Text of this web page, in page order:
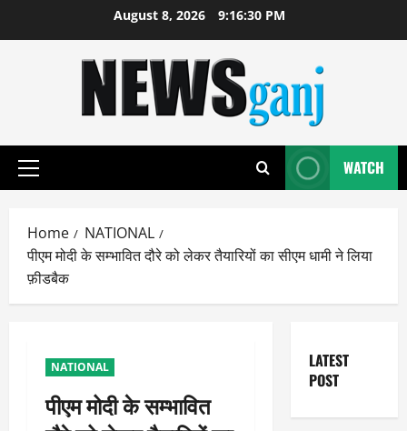
August 8, 2026 9:16:31 PM
Primary
WATCH
Home
NATIONAL
पीएम मोदी के सम्भावित दौरे को लेकर तैयारियों का सीएम धामी ने लिया
फ़ीडबैक
NATIONAL
पीएम मोदी के सम्भावित
LATEST
POST